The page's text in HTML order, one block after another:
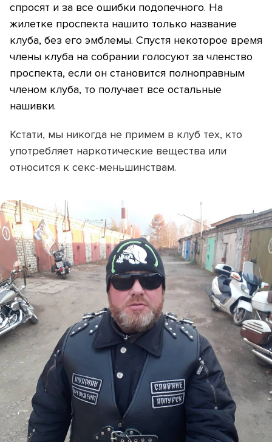
спросят и за все ошибки подопечного. На
жилетке проспекта нашито только название
клуба, без его эмблемы. Спустя некоторое время
члены клуба на собрании голосуют за членство
проспекта, если он становится полноправным
членом клуба, то получает все остальные
нашивки.
Кстати, мы никогда не примем в клуб тех, кто
употребляет наркотические вещества или
относится к секс-меньшинствам.